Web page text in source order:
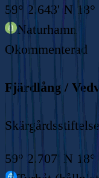
59° 2.643' N
Naturhamn
Okommenterad
Fjärdlång /
59° 2.707' N